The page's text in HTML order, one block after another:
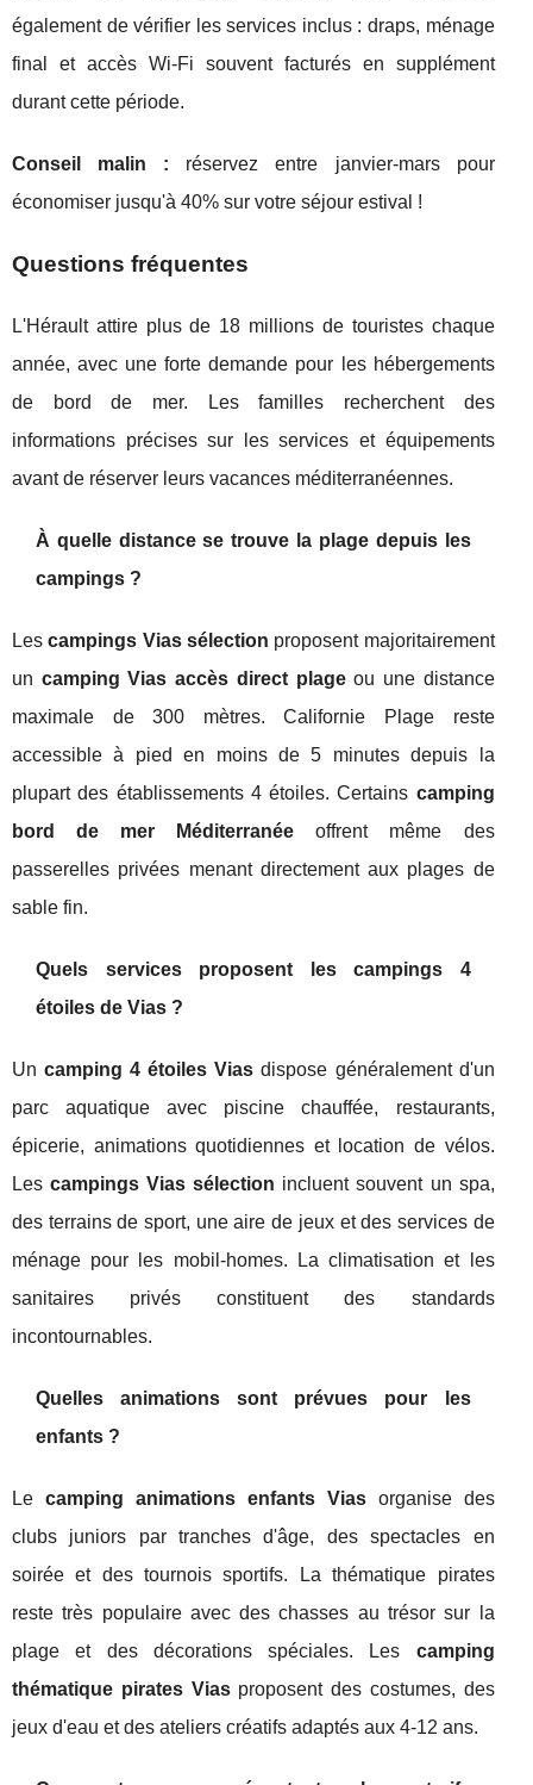
également de vérifier les services inclus : draps, ménage
final et accès Wi-Fi souvent facturés en supplément
durant cette période.
Conseil malin : réservez entre janvier-mars pour
économiser jusqu'à 40% sur votre séjour estival !
Questions fréquentes
L'Hérault attire plus de 18 millions de touristes chaque
année, avec une forte demande pour les hébergements
de bord de mer. Les familles recherchent des
informations précises sur les services et équipements
avant de réserver leurs vacances méditerranéennes.
À quelle distance se trouve la plage depuis les
campings ?
Lescampings Vias sélection proposent majoritairement
un camping Vias accès direct plageou une distance
maximale de 300 mètres. Californie Plage reste
accessible à pied en moins de 5 minutes depuis la
plupart des établissements 4 étoiles. Certains camping
bord de mer Méditerranée offrent même des
passerelles privées menant directement aux plages de
sable fin.
Quels services proposent les campings 4
étoiles de Vias ?
Uncamping 4 étoiles Vias dispose généralement d'un
parc aquatique avec piscine chauffée, restaurants,
épicerie, animations quotidiennes et location de vélos.
Lescampings Vias sélection incluent souvent un spa,
des terrains de sport, une aire de jeux et des services de
ménage pour les mobil-homes. La climatisation et les
sanitaires privés constituent des standards
incontournables.
Quelles animations sont prévues pour les
enfants ?
Le camping animations enfants Viasorganise des
clubs juniors par tranches d'âge, des spectacles en
soirée et des tournois sportifs. La thématique pirates
reste très populaire avec des chasses au trésor sur la
plage et des décorations spéciales. Les camping
thématique pirates Viasproposent des costumes, des
jeux d'eau et des ateliers créatifs adaptés aux 4-12 ans.